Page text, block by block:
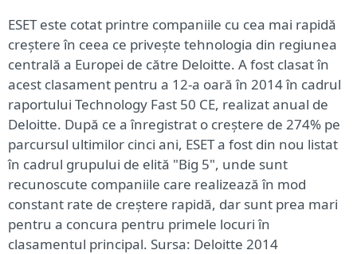
ESET este cotat printre companiile cu cea mai rapidă
creștere în ceea ce privește tehnologia din regiunea
centrală a Europei de către Deloitte. A fost clasat în
acest clasament pentru a 12-a oară în 2014 în cadrul
raportului Technology Fast 50 CE, realizat anual de
Deloitte. După ce a înregistrat o creștere de 274% pe
parcursul ultimilor cinci ani, ESET a fost din nou listat
în cadrul grupului de elită "Big 5", unde sunt
recunoscute companiile care realizează în mod
constant rate de creștere rapidă, dar sunt prea mari
pentru a concura pentru primele locuri în
clasamentul principal. Sursa: Deloitte 2014